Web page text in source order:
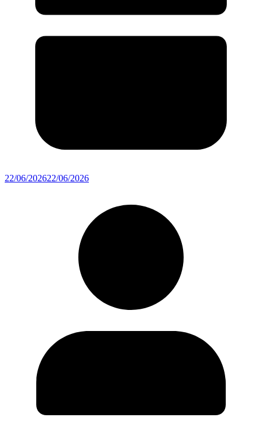
22/06/202622/06/2026